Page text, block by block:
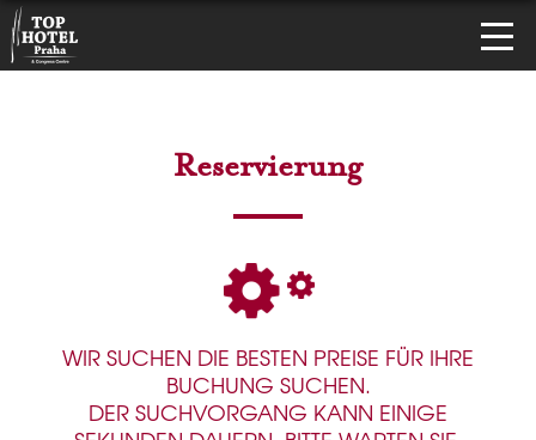
Reservierung
WIR SUCHEN DIE BESTEN PREISE FÜR IHRE
BUCHUNG SUCHEN.
DER SUCHVORGANG KANN EINIGE